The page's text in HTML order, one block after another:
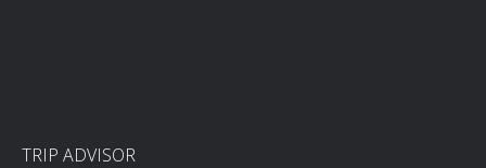
TRIP ADVISOR